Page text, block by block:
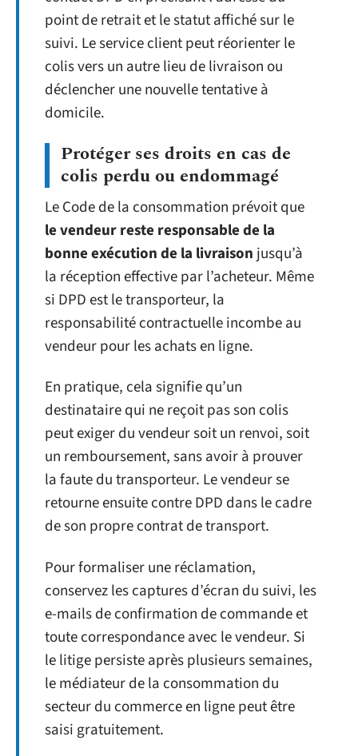
point de retrait et le statut affiché sur le
suivi. Le service client peut réorienter le
colis vers un autre lieu de livraison ou
déclencher une nouvelle tentative à
domicile.
Protéger ses droits en cas de
colis perdu ou endommagé
Le Code de la consommation prévoit que
le vendeur reste responsable de la
bonne exécution de la livraison jusqu’à
la réception effective par l’acheteur. Même
si DPD est le transporteur, la
responsabilité contractuelle incombe au
vendeur pour les achats en ligne.
En pratique, cela signifie qu’un
destinataire qui ne reçoit pas son colis
peut exiger du vendeur soit un renvoi, soit
un remboursement, sans avoir à prouver
la faute du transporteur. Le vendeur se
retourne ensuite contre DPD dans le cadre
de son propre contrat de transport.
Pour formaliser une réclamation,
conservez les captures d’écran du suivi, les
e-mails de confirmation de commande et
toute correspondance avec le vendeur. Si
le litige persiste après plusieurs semaines,
le médiateur de la consommation du
secteur du commerce en ligne peut être
saisi gratuitement.